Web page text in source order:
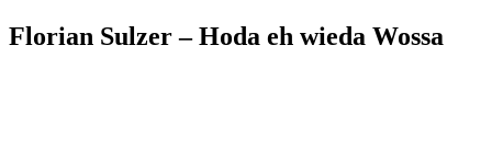
Florian Sulzer – Hoda eh wieda Wossa